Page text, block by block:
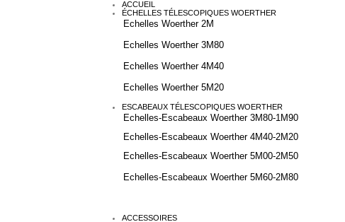
ACCUEIL
ÉCHELLES TÉLESCOPIQUES WOERTHER
Echelles Woerther 2M
Echelles Woerther 3M80
Echelles Woerther 4M40
Echelles Woerther 5M20
ESCABEAUX TÉLESCOPIQUES WOERTHER
Echelles-Escabeaux Woerther 3M80-1M90
Echelles-Escabeaux Woerther 4M40-2M20
Echelles-Escabeaux Woerther 5M00-2M50
Echelles-Escabeaux Woerther 5M60-2M80
ACCESSOIRES